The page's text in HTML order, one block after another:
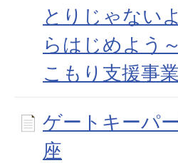
とりじゃない
らはじめよう
こもり支援事業
ゲートキーパ
座